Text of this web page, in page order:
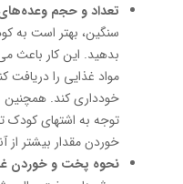
تعداد و حجم
بدهید. این کار باعث
مواد غذایی را دریافت
خودداری کند. همچنین
توجه به اشتهای کودک
خوردن مقدار بیشتر از
نحوه پخت و خوردن